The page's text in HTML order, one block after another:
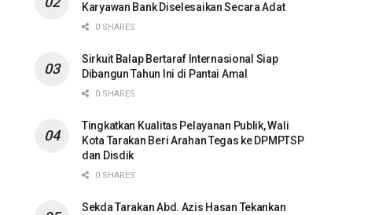
Karyawan Bank Diselesaikan Secara Adat
0 SHARES
Sirkuit Balap Bertaraf Internasional Siap
Dibangun Tahun Ini di Pantai Amal
0 SHARES
Tingkatkan Kualitas Pelayanan Publik, Wali
Kota Tarakan Beri Arahan Tegas ke DPMPTSP
dan Disdik
0 SHARES
Sekda Tarakan Abd. Azis Hasan Tekankan